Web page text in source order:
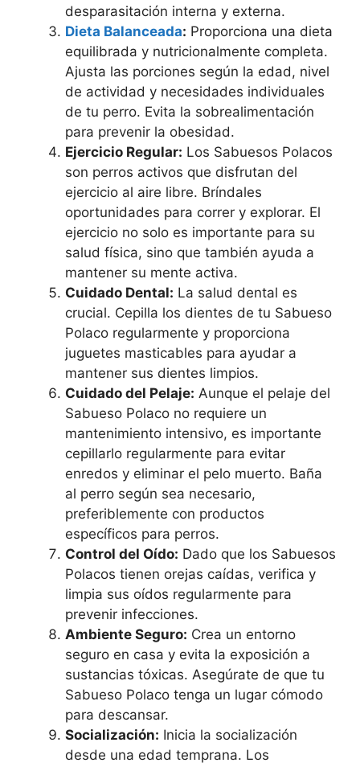
desparasitación interna y externa.
Dieta Balanceada: Proporciona una dieta
equilibrada y nutricionalmente completa.
Ajusta las porciones según la edad, nivel
de actividad y necesidades individuales
de tu perro. Evita la sobrealimentación
para prevenir la obesidad.
Ejercicio Regular: Los Sabuesos Polacos
son perros activos que disfrutan del
ejercicio al aire libre. Bríndales
oportunidades para correr y explorar. El
ejercicio no solo es importante para su
salud física, sino que también ayuda a
mantener su mente activa.
Cuidado Dental: La salud dental es
crucial. Cepilla los dientes de tu Sabueso
Polaco regularmente y proporciona
juguetes masticables para ayudar a
mantener sus dientes limpios.
Cuidado del Pelaje: Aunque el pelaje del
Sabueso Polaco no requiere un
mantenimiento intensivo, es importante
cepillarlo regularmente para evitar
enredos y eliminar el pelo muerto. Baña
al perro según sea necesario,
preferiblemente con productos
específicos para perros.
Control del Oído: Dado que los Sabuesos
Polacos tienen orejas caídas, verifica y
limpia sus oídos regularmente para
prevenir infecciones.
Ambiente Seguro: Crea un entorno
seguro en casa y evita la exposición a
sustancias tóxicas. Asegúrate de que tu
Sabueso Polaco tenga un lugar cómodo
para descansar.
Socialización: Inicia la socialización
desde una edad temprana. Los